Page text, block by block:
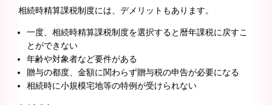
相続時精算課税制度には、デメリットもあります。
一度、相続時精算課税制度を選択すると暦年課税に戻すこ
とができない
年齢や対象者など要件がある
贈与の都度、金額に関わらず贈与税の申告が必要になる
相続時に小規模宅地等の特例が受けられない